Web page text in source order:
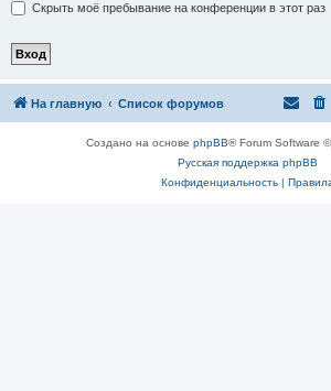
Скрыть моё пребывание на конференции в этот раз
На главную Список форумов
Создано на основе phpBB® Forum Software
Русская поддержка phpBB
Конфиденциальность|